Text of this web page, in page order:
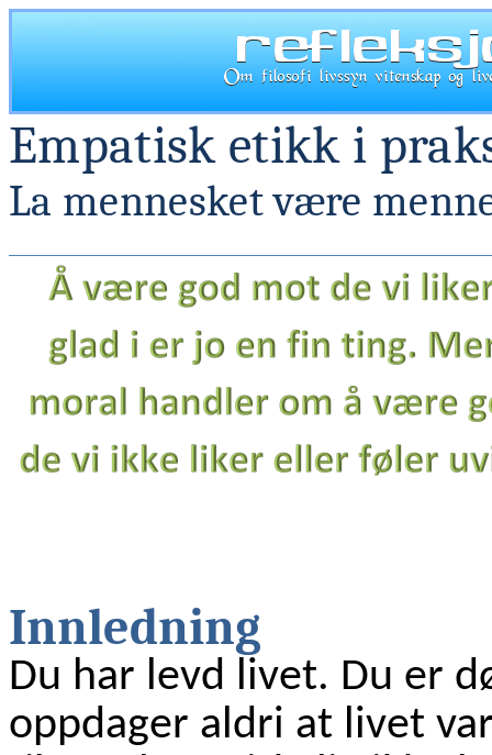
Empatisk etikk i
La mennesket være
Innledning
Du har levd livet. Du er
oppdager aldri at livet